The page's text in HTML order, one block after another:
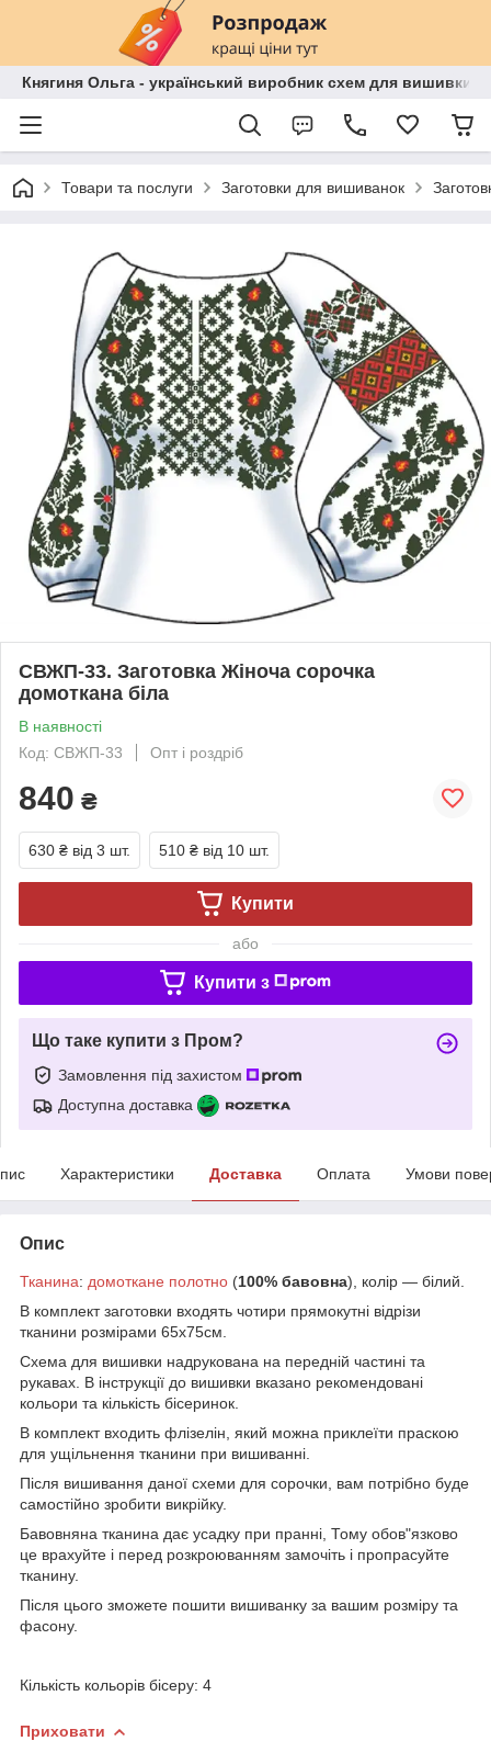
Княгиня Ольга - український виробник схем для вишивки
Товари та послуги Заготовки для вишиванок
СВЖП-33. Заготовка Жіноча сорочка
домоткана біла
В наявності
Код: СВЖП-33
Опт і роздріб
840 ₴
630 ₴ від 3 шт. 510 ₴ від 10 шт.
Купити
або
Купити з
Що таке купити з Пром?
Замовлення під захистом
Доступна доставка
Характеристики Доставка Оплата Умови
Опис
Тканина: домоткане полотно (100% бавовна), колір ― білий.
В комплект заготовки входять чотири прямокутні відрізи
тканини розмірами 65х75см.
Схема для вишивки надрукована на передній частині та
рукавах. В інструкції до вишивки вказано рекомендовані
кольори та кількість бісеринок.
В комплект входить флізелін, який можна приклеїти праскою
для ущільнення тканини при вишиванні.
Після вишивання даної схеми для сорочки, вам потрібно буде
самостійно зробити викрійку.
Бавовняна тканина дає усадку при пранні, Тому обов"язково
це врахуйте і перед розкроюванням замочіть і пропрасуйте
тканину.
Після цього зможете пошити вишиванку за вашим розміру та
фасону.
Кількість кольорів бісеру: 4
Приховати